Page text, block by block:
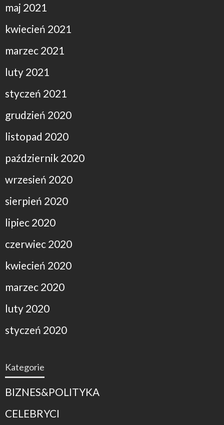
maj 2021
kwiecień 2021
marzec 2021
luty 2021
styczeń 2021
grudzień 2020
listopad 2020
październik 2020
wrzesień 2020
sierpień 2020
lipiec 2020
czerwiec 2020
kwiecień 2020
marzec 2020
luty 2020
styczeń 2020
Kategorie
BIZNES&POLITYKA
CELEBRYCI